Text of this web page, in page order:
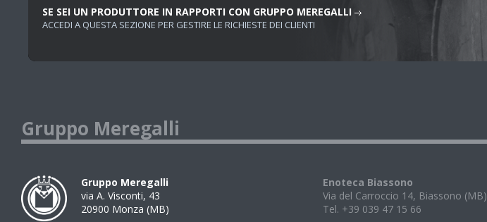
SE SEI UN PRODUTTORE IN RAPPORTI CON GRUPPO MEREGALLI
ACCEDI A QUESTA SEZIONE PER GESTIRE LE RICHIESTE DEI CLIENTI
Gruppo Meregalli
Gruppo Meregalli
via A. Visconti, 43
20900 Monza (MB)
Enoteca Biassono
Via del Carroccio 14, Biassono (MB)
Tel. +39 039 47 15 66